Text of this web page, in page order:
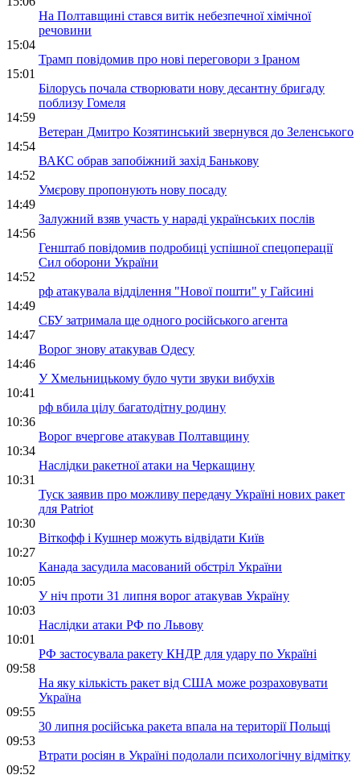
На Полтавщині стався витік небезпечної хімічної
речовини
15:04
Трамп повідомив про нові переговори з Іраном
15:01
Білорусь почала створювати нову десантну бригаду
поблизу Гомеля
14:59
Ветеран Дмитро Козятинський звернувся до Зеленського
14:54
ВАКС обрав запобіжний захід Банькову
14:52
Умєрову пропонують нову посаду
14:49
Залужний взяв участь у нараді українських послів
14:56
Генштаб повідомив подробиці успішної спецоперації
Сил оборони України
14:52
рф атакувала відділення "Нової пошти" у Гайсині
14:49
СБУ затримала ще одного російського агента
14:47
Ворог знову атакував Одесу
14:46
У Хмельницькому було чути звуки вибухів
10:41
рф вбила цілу багатодітну родину
10:36
Ворог вчергове атакував Полтавщину
10:34
Наслідки ракетної атаки на Черкащину
10:31
Туск заявив про можливу передачу Україні нових ракет
для Patriot
10:30
Віткофф і Кушнер можуть відвідати Київ
10:27
Канада засудила масований обстріл України
10:05
У ніч проти 31 липня ворог атакував Україну
10:03
Наслідки атаки РФ по Львову
10:01
РФ застосувала ракету КНДР для удару по Україні
09:58
На яку кількість ракет від США може розраховувати
Україна
09:55
30 липня російська ракета впала на території Польщі
09:53
Втрати росіян в Україні подолали психологічну відмітку
09:52